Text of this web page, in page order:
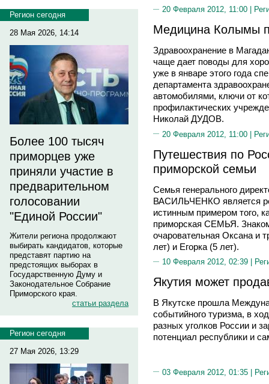
Регион сегодня
28 Мая 2026, 14:14
Более 100 тысяч
приморцев уже
приняли участие в
предварительном
голосовании
"Единой России"
Жители региона продолжают
выбирать кандидатов, которые
представят партию на
предстоящих выборах в
Государственную Думу и
Законодательное Собрание
Приморского края.
статьи раздела
Регион сегодня
27 Мая 2026, 13:29
20 Февраля 2012, 11:00 |
Медицина Колымы
Здравоохранение в
чаще дает поводы для
уже в январе этого года
департамента
автомобилями, ключи от
профилактических
Николай ДУДОВ.
20 Февраля 2012, 11:00 |
Путешествия по
приморской семьи
Семья генерального
ВАСИЛЬЧЕНКО является
истинным примером того,
приморская СЕМЬЯ.
очаровательная Оксана и
лет) и Егорка (5 лет).
10 Февраля 2012, 02:39 |
Якутия может
В Якутске прошла
событийного туризма, в
разных уголков России и
потенциал республики и
03 Февраля 2012, 01:35 |